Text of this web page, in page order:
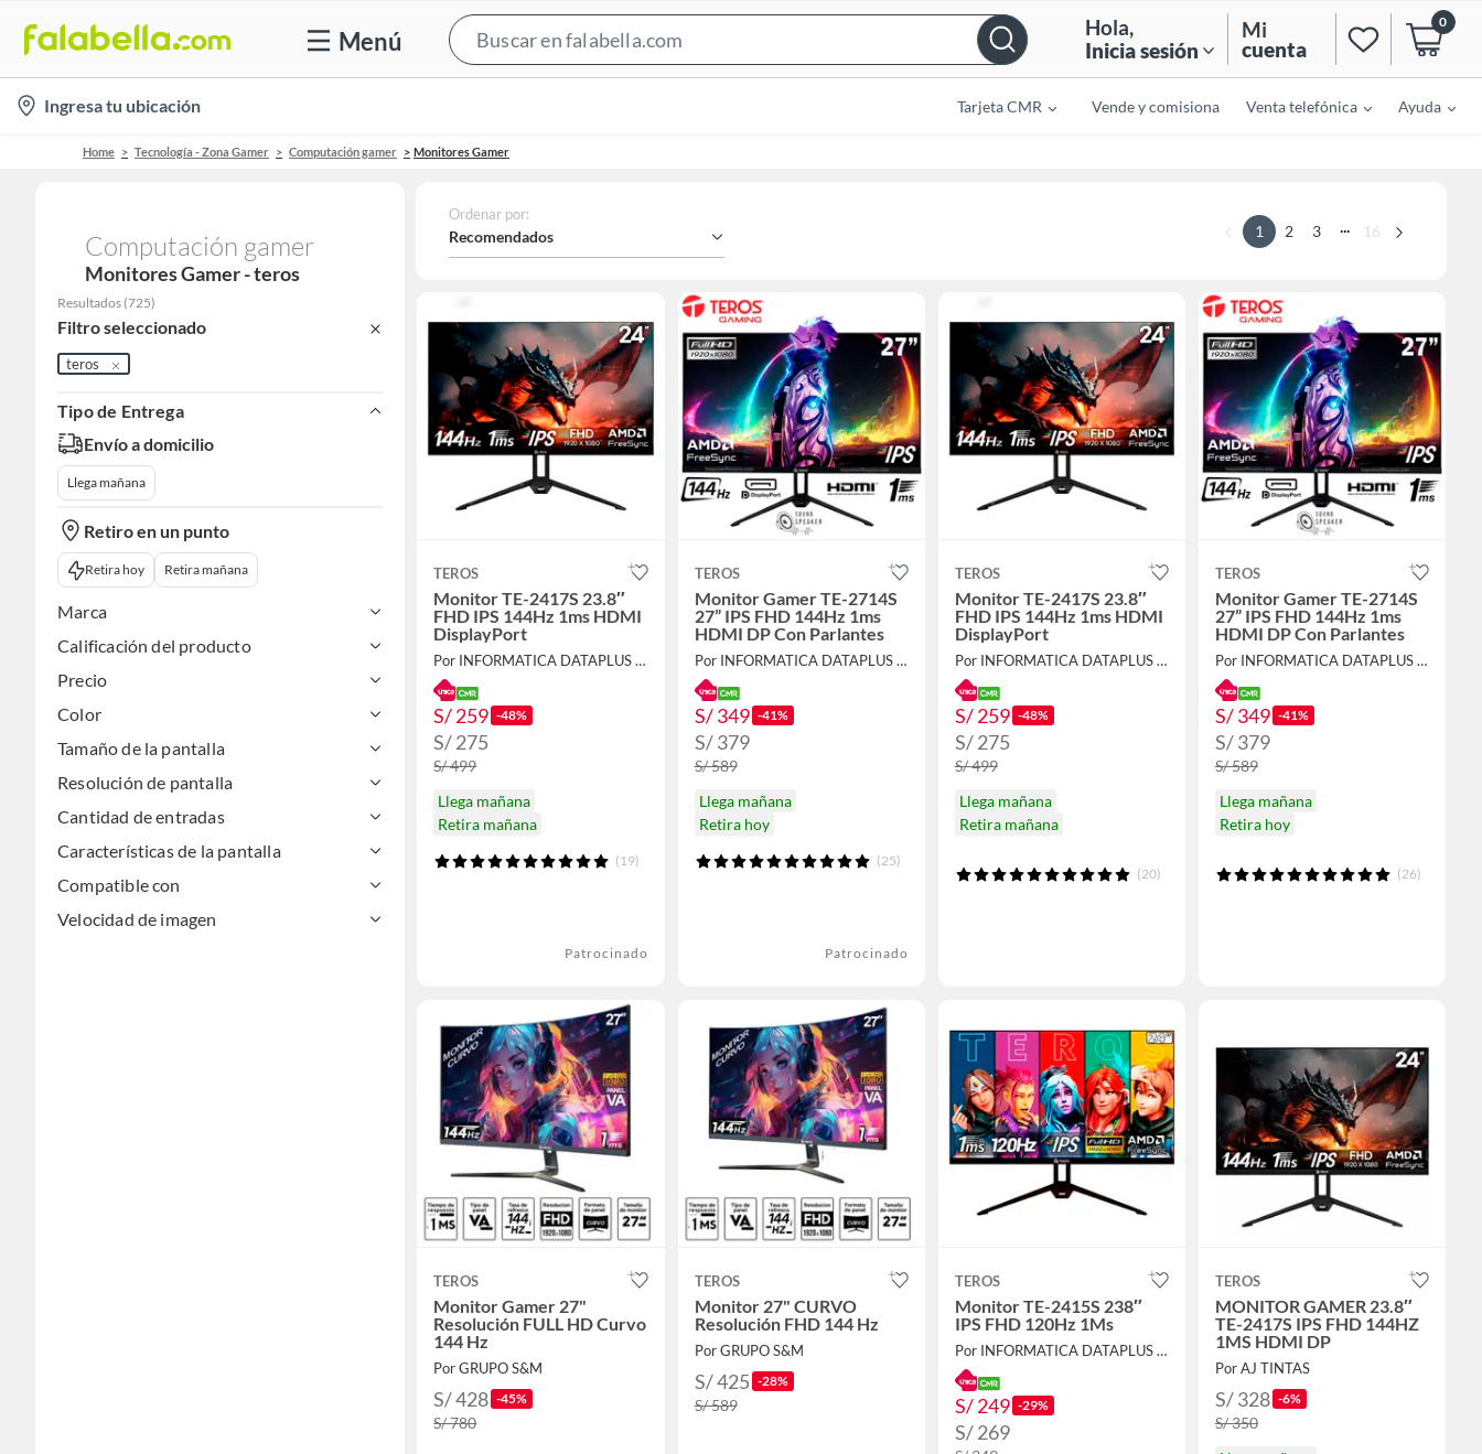
Menú
Bar
Hola,
Inicia sesión
Mi
cuenta
0
location-
icon
Ingresa tu ubicación Tarjeta CMR Vende y comisiona Venta telefónica Ayuda
Home Tecnología - Zona Gamer Computación gamer Monitores Gamer
Computación gamer
Monitores Gamer - teros
Resultados (725)
Filtro seleccionado
teros
Tipo de Entrega
Envío a domicilio
Llega mañana
Retiro en un punto
Retira hoy Retira mañana
Marca
Calificación del producto
Precio
Color
Tamaño de la pantalla
Resolución de pantalla
Cantidad de entradas
Características de la pantalla
Compatible con
Velocidad de imagen
Ordenar por:
Recomendados 1 2 3 ... 16
TEROS
Monitor TE-2417S 23.8″
FHD IPS 144Hz 1ms HDMI
DisplayPort
Por INFORMATICA DATAPLUS SAC
S/ 259 -48%
S/ 275
S/ 499
Llega mañana
Retira mañana
(19)
Patrocinado
TEROS
Monitor Gamer TE-2714S
27” IPS FHD 144Hz 1ms
HDMI DP Con Parlantes
Por INFORMATICA DATAPLUS SAC
S/ 349 -41%
S/ 379
S/ 589
Llega mañana
Retira hoy
(25)
Patrocinado
TEROS
Monitor TE-2417S 23.8″
FHD IPS 144Hz 1ms HDMI
DisplayPort
Por INFORMATICA DATAPLUS SAC
S/ 259 -48%
S/ 275
S/ 499
Llega mañana
Retira mañana
(20)
TEROS
Monitor Gamer TE-2714S
27” IPS FHD 144Hz 1ms
HDMI DP Con Parlantes
Por INFORMATICA DATAPLUS SAC
S/ 349 -41%
S/ 379
S/ 589
Llega mañana
Retira hoy
(26)
TEROS
Monitor Gamer 27"
Resolución FULL HD Curvo
144 Hz
Por GRUPO S&M
S/ 428 -45%
S/ 780
TEROS
Monitor 27" CURVO
Resolución FHD 144 Hz
Por GRUPO S&M
S/ 425 -28%
S/ 589
TEROS
Monitor TE-2415S 238″
IPS FHD 120Hz 1Ms
Por INFORMATICA DATAPLUS SAC
S/ 249 -29%
S/ 269
TEROS
MONITOR GAMER 23.8″
TE-2417S IPS FHD 144HZ
1MS HDMI DP
Por AJ TINTAS
S/ 328 -6%
S/ 350